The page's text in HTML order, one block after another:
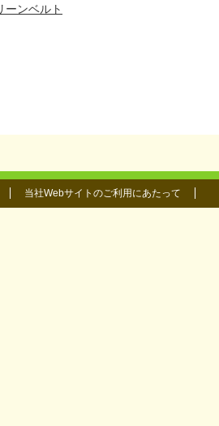
ーンベルト
当社Webサイトのご利用にあたって